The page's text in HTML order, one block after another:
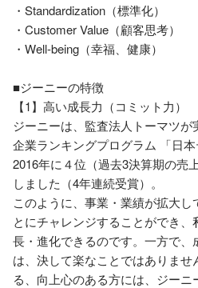
・Standardization（標準化）
・Customer Value（顧客思考）
・Well-being（幸福、健康）
■ジーニーの特徴
【1】高い成長力（コミット力）
ジーニーは、監査法人トーマツ
企業ランキングプログラム 「日本
2016年に４位（過去3決算期の売
しました（4年連続受賞）。
このように、事業・業績が拡大し
とにチャレンジすることができ
長・進化できるのです。一方で、
は、決して楽なことではありま
る、向上心のある方には、ジーニ